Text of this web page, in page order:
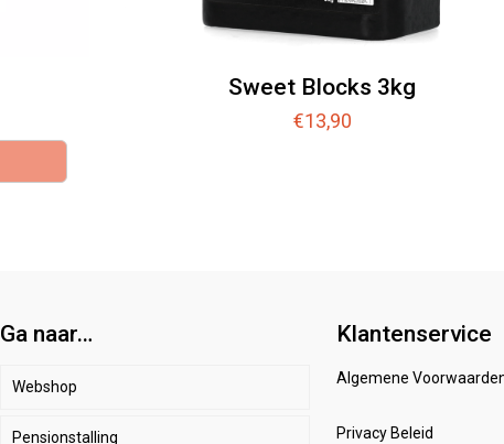
Sweet Blocks 3kg
€13,90
Ga naar…
Webshop
Paard
Pensionstalling
Klantenservice
Algemene
Privacy Beleid